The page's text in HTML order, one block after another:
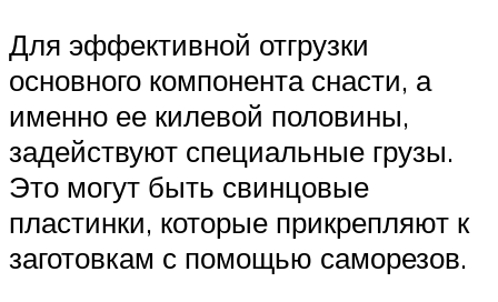
Для эффективной отгрузки
основного компонента снасти, а
именно ее килевой половины,
задействуют специальные грузы.
Это могут быть свинцовые
пластинки, которые прикрепляют к
заготовкам с помощью саморезов.